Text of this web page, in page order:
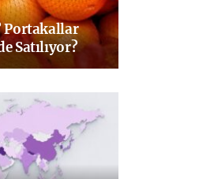
Portakallar
Satılıyor?